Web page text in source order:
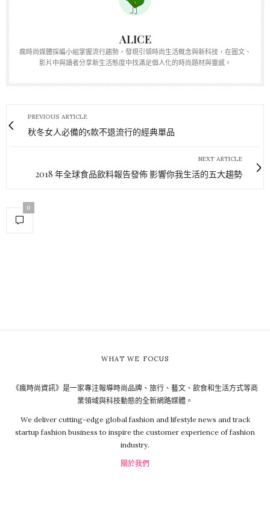
ALICE
瘋時尚媒體採編小組掌握流行趨勢，發現引領時尚生活概念與新科技，在圖文、
影片中與讀者分享新生活態度中找滿足個人化的時尚題材與靈感。
PREVIOUS ARTICLE
秋冬女人必備的5款不退流行的經典單品
NEXT ARTICLE
2018 年全球食品飲料報告發佈 影響你我生活的五大趨勢
0
WHAT WE FOCUS
《瘋時尚資訊》是一家專注報導時尚品牌、旅行、藝文、飲食和生活方式等商
業領域與科技動態的全新網路媒體。
We deliver cutting-edge global fashion and lifestyle news and track
startup fashion business to inspire the customer experience of fashion
industry.
關於我們